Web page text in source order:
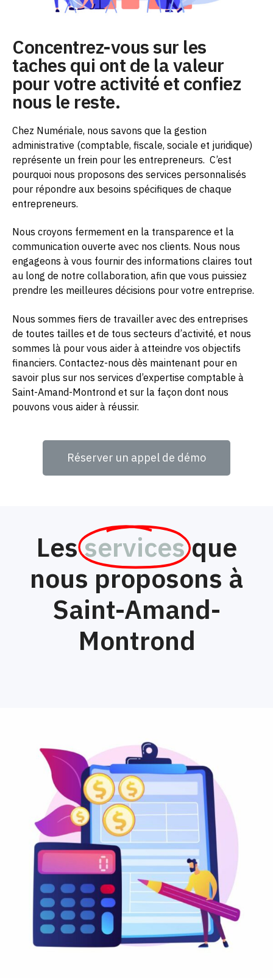
Concentrez-vous sur les
taches qui ont de la valeur
pour votre activité et confiez
nous le reste.
Chez Numériale, nous savons que la gestion
administrative (comptable, fiscale, sociale et juridique)
représente un frein pour les entrepreneurs. C’est
pourquoi nous proposons des services personnalisés
pour répondre aux besoins spécifiques de chaque
entrepreneurs.
Nous croyons fermement en la transparence et la
communication ouverte avec nos clients. Nous nous
engageons à vous fournir des informations claires tout
au long de notre collaboration, afin que vous puissiez
prendre les meilleures décisions pour votre entreprise.
Nous sommes fiers de travailler avec des entreprises
de toutes tailles et de tous secteurs d’activité, et nous
sommes là pour vous aider à atteindre vos objectifs
financiers. Contactez-nous dès maintenant pour en
savoir plus sur nos services d’expertise comptable à
Saint-Amand-Montrond et sur la façon dont nous
pouvons vous aider à réussir.
Réserver un appel de démo
Lesservices que
nous proposons à
Saint-Amand-
Montrond